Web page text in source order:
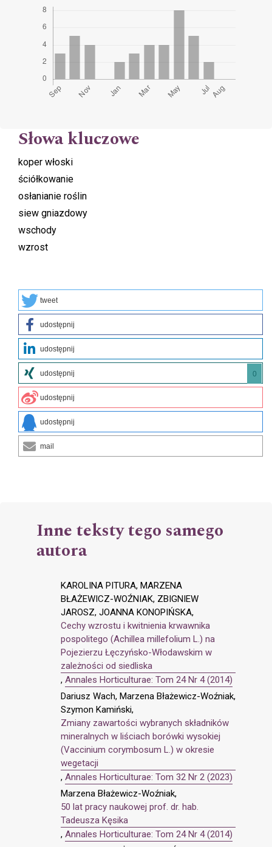
Słowa kluczowe
koper włoski
ściółkowanie
osłanianie roślin
siew gniazdowy
wschody
wzrost
tweet
udostępnij
udostępnij
udostępnij 0
udostępnij
udostępnij
mail
Inne teksty tego samego
autora
KAROLINA PITURA, MARZENA
BŁAŻEWICZ-WOŹNIAK, ZBIGNIEW
JAROSZ, JOANNA KONOPIŃSKA,
Cechy wzrostu i kwitnienia krwawnika
pospolitego (Achillea millefolium L.) na
Pojezierzu Łęczyńsko-Włodawskim w
zależności od siedliska
, Annales Horticulturae: Tom 24 Nr 4 (2014)
Dariusz Wach, Marzena Błażewicz-Woźniak,
Szymon Kamiński,
Zmiany zawartości wybranych składników
mineralnych w liściach borówki wysokiej
(Vaccinium corymbosum L.) w okresie
wegetacji
, Annales Horticulturae: Tom 32 Nr 2 (2023)
Marzena Błażewicz-Woźniak,
50 lat pracy naukowej prof. dr. hab.
Tadeusza Kęsika
, Annales Horticulturae: Tom 24 Nr 4 (2014)